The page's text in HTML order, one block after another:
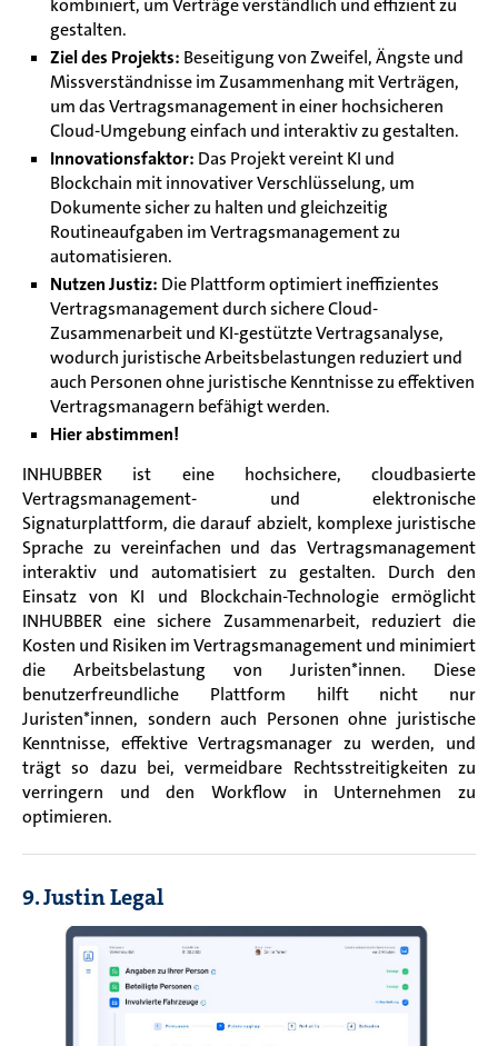
kombiniert, um Verträge verständlich und effizient zu
gestalten.
Ziel des Projekts: Beseitigung von Zweifel, Ängste und
Missverständnisse im Zusammenhang mit Verträgen,
um das Vertragsmanagement in einer hochsicheren
Cloud-Umgebung einfach und interaktiv zu gestalten.
Innovationsfaktor: Das Projekt vereint KI und
Blockchain mit innovativer Verschlüsselung, um
Dokumente sicher zu halten und gleichzeitig
Routineaufgaben im Vertragsmanagement zu
automatisieren.
Nutzen Justiz: Die Plattform optimiert ineffizientes
Vertragsmanagement durch sichere Cloud-
Zusammenarbeit und KI-gestützte Vertragsanalyse,
wodurch juristische Arbeitsbelastungen reduziert und
auch Personen ohne juristische Kenntnisse zu effektiven
Vertragsmanagern befähigt werden.
Hier abstimmen!
INHUBBER ist eine hochsichere, cloudbasierte
Vertragsmanagement- und elektronische
Signaturplattform, die darauf abzielt, komplexe juristische
Sprache zu vereinfachen und das Vertragsmanagement
interaktiv und automatisiert zu gestalten. Durch den
Einsatz von KI und Blockchain-Technologie ermöglicht
INHUBBER eine sichere Zusammenarbeit, reduziert die
Kosten und Risiken im Vertragsmanagement und minimiert
die Arbeitsbelastung von Juristen*innen. Diese
benutzerfreundliche Plattform hilft nicht nur
Juristen*innen, sondern auch Personen ohne juristische
Kenntnisse, effektive Vertragsmanager zu werden, und
trägt so dazu bei, vermeidbare Rechtsstreitigkeiten zu
verringern und den Workflow in Unternehmen zu
optimieren.
9. Justin Legal